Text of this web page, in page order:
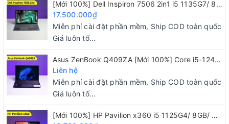
chóng.
HP ProBook 4540s mang đến không gian làm việc, giải
trí cực rộng rãi với màn hình 15.6 inch. Với màn hình
mà vẫn rất dễ nhìn. Màn hình độ phân giải HD hiển thị
[Mới 100%] Dell Inspiron 7506 2in1 i5 1135G7/ 8GB/ 256GB/ 15.6 FHD
17.500.000₫
Miễn phí cài đặt phần mềm, Ship COD toàn quốc
Giá luôn tố...
Asus ZenBook Q409ZA [Mới 100%] Core i5-1240P/ 8GB/ 256GB/ 14" 2.8K OLED
Liên hệ
Miễn phí cài đặt phần mềm, Ship COD toàn quốc
Giá luôn tố...
[Mới 100%] HP Pavilion x360 i5 1125G4/ 8GB/ 512GB/ 14"FHD/ Touch 2 IN 1